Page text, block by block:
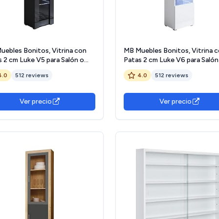
Bonitos, Vitrina con
2 cm Luke V5 para Salón o
Moderno con Luz LED,
Modular de Melamina Brillo,
512 reviews
Ver precio
MB Muebles Bonitos, Vitrina
Patas 2 cm Luke V6 para
Comedor Moderno con Luz
Mueble Modular de Melamina
4.0 512 reviews
Ver precio